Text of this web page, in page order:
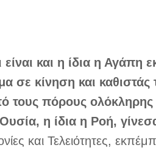
και η ίδια η Αγάπη
σε κίνηση και
πόρους ολόκληρης
η ίδια η Ροή,
και Τελειότητες,